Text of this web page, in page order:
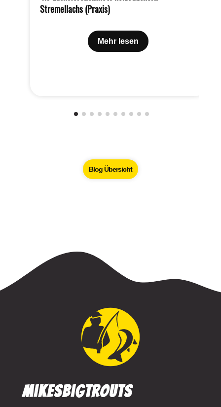
Stremellachs (Praxis)
Mehr lesen
Blog Übersicht
MikesBigTrouts